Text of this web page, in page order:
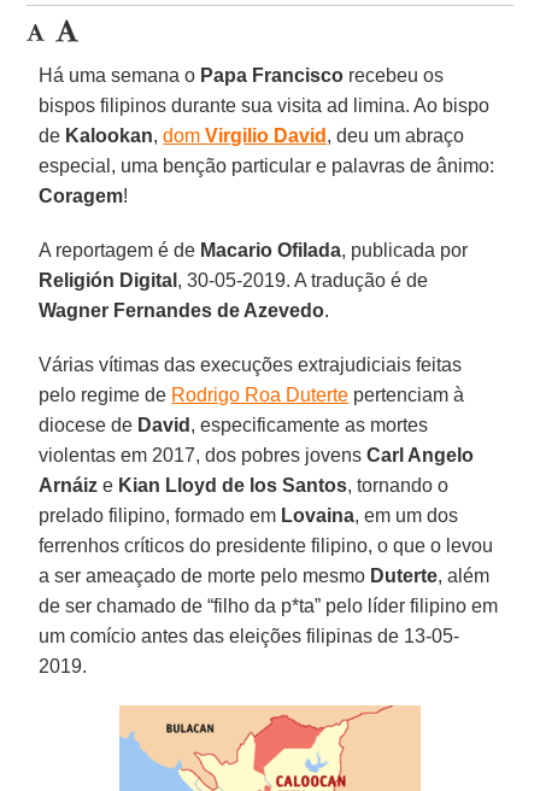
Há uma semana o Papa Francisco recebeu os
bispos filipinos durante sua visita ad limina. Ao bispo
de Kalookan,domVirgilio David , deu um abraço
especial, uma benção particular e palavras de ânimo:
Coragem!
A reportagem é de Macario Ofilada, publicada por
Religión Digital , 30-05-2019. A tradução é de
Wagner Fernandes de Azevedo.
Várias vítimas das execuções extrajudiciais feitas
pelo regime de Rodrigo Roa Duterte pertenciam à
diocese de David , especificamente as mortes
violentas em 2017, dos pobres jovensCarl Angelo
Arnáiz e Kian Lloyd de los Santos, tornando o
prelado filipino, formado em Lovaina, em um dos
ferrenhos críticos do presidente filipino, o que o levou
a ser ameaçado de morte pelo mesmo Duterte, além
de ser chamado de “filho da p*ta” pelo líder filipino em
um comício antes das eleições filipinas de 13-05-
2019.